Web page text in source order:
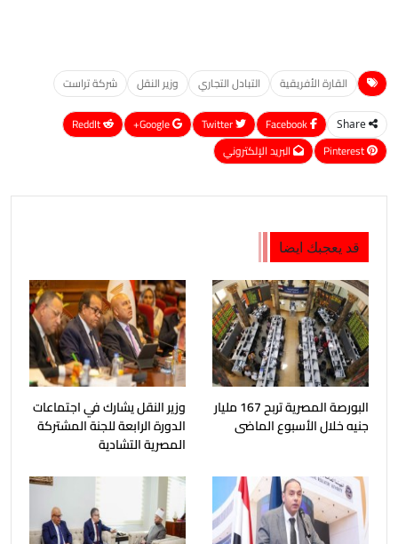
القارة الأفريقية التبادل التجاري وزير النقل شركة تراست
Share
Google+
ReddIt
Pinterest
البريد الإلكتروني
قد يعجبك ايضا
البورصة المصرية تربح 167 مليار
جنيه خلال الأسبوع الماضى
وزير النقل يشارك في اجتماعات
الدورة الرابعة للجنة المشتركة
المصرية التشادية